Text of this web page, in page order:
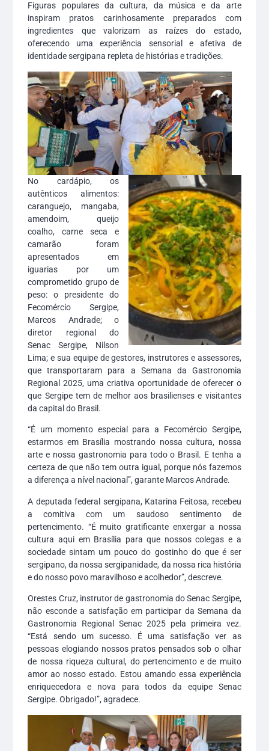
Figuras populares da cultura, da música e da arte
inspiram pratos carinhosamente preparados com
ingredientes que valorizam as raízes do estado,
oferecendo uma experiência sensorial e afetiva de
identidade sergipana repleta de histórias e tradições.
No cardápio, os
autênticos alimentos:
caranguejo, mangaba,
amendoim, queijo
coalho, carne seca e
camarão foram
apresentados em
iguarias por um
comprometido grupo de
peso: o presidente do
Fecomércio Sergipe,
Marcos Andrade; o
diretor regional do
Senac Sergipe, Nilson
Lima; e sua equipe de gestores, instrutores e assessores,
que transportaram para a Semana da Gastronomia
Regional 2025, uma criativa oportunidade de oferecer o
que Sergipe tem de melhor aos brasilienses e visitantes
da capital do Brasil.
“É um momento especial para a Fecomércio Sergipe,
estarmos em Brasília mostrando nossa cultura, nossa
arte e nossa gastronomia para todo o Brasil. E tenha a
certeza de que não tem outra igual, porque nós fazemos
a diferença a nível nacional”, garante Marcos Andrade.
A deputada federal sergipana, Katarina Feitosa, recebeu
a comitiva com um saudoso sentimento de
pertencimento. “É muito gratificante enxergar a nossa
cultura aqui em Brasília para que nossos colegas e a
sociedade sintam um pouco do gostinho do que é ser
sergipano, da nossa sergipanidade, da nossa rica história
e do nosso povo maravilhoso e acolhedor”, descreve.
Orestes Cruz, instrutor de gastronomia do Senac Sergipe,
não esconde a satisfação em participar da Semana da
Gastronomia Regional Senac 2025 pela primeira vez.
“Está sendo um sucesso. É uma satisfação ver as
pessoas elogiando nossos pratos pensados sob o olhar
de nossa riqueza cultural, do pertencimento e de muito
amor ao nosso estado. Estou amando essa experiência
enriquecedora e nova para todos da equipe Senac
Sergipe. Obrigado!”, agradece.